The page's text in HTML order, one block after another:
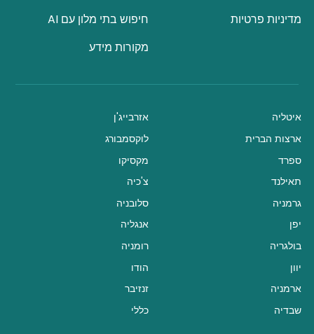
מדיניות פרטיות
חיפוש בתי מלון עם AI
מקורות מידע
איטליה
ארצות הברית
ספרד
תאילנד
גרמניה
יפן
בולגריה
יוון
ארמניה
שבדיה
אזרבייג'ן
לוקסמבורג
מקסיקו
צ'כיה
סלובניה
אנגליה
רומניה
הודו
זנזיבר
כללי